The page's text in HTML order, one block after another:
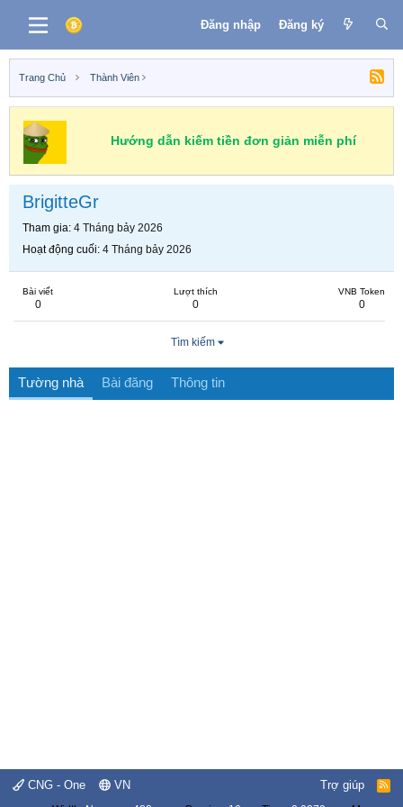
Đăng nhập Đăng ký
Trang Chủ Thành Viên
Hướng dẫn kiếm tiền đơn giản miễn phí
BrigitteGr
Tham gia 4 Tháng bảy 2026
Hoạt động cuối 4 Tháng bảy 2026
Bài viết
0
Lượt thích
0
VNB Token
0
Tìm kiếm
Tường nhà Bài đăng Thông tin
CNG - One VN Trợ giúp
R